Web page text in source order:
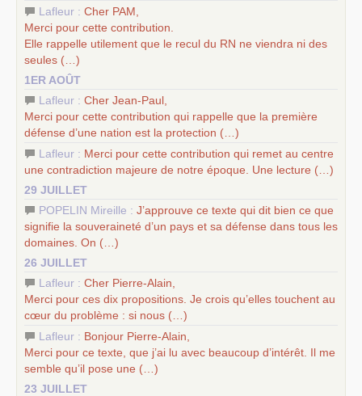
–lescinq chantiers pour contribuer au débat sur le projet
communiste
Lafleur : Cher PAM
Merci pour cette contribution.
Elle rappelle utilement que le recul du RN ne viendra ni des
seules (…)
1ER AOÛT
Lafleur : Cher Jean-Paul,
Merci pour cette contribution qui rappelle que la première
défense d’une nation est la protection (…)
Lafleur : Merci pour cette contribution qui remet au centre
une contradiction majeure de notre époque. Une lecture (…)
29 JUILLET
POPELIN Mireille : J’approuve ce texte qui dit bien ce que
signifie la souveraineté d’un pays et sa défense dans tous les
domaines. On (…)
26 JUILLET
Lafleur : Cher Pierre-Alain,
Merci pour ces dix propositions. Je crois qu’elles touchent au
cœur du problème : si nous (…)
Lafleur : Bonjour Pierre-Alain,
Merci pour ce texte, que j’ai lu avec beaucoup d’intérêt. Il me
semble qu’il pose une (…)
23 JUILLET